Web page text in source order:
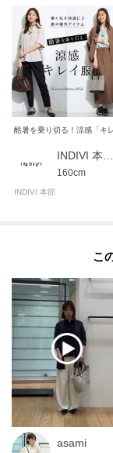
酷暑を乗り切る！涼感「キ
160cm
INDIVI 本部
こ
asami